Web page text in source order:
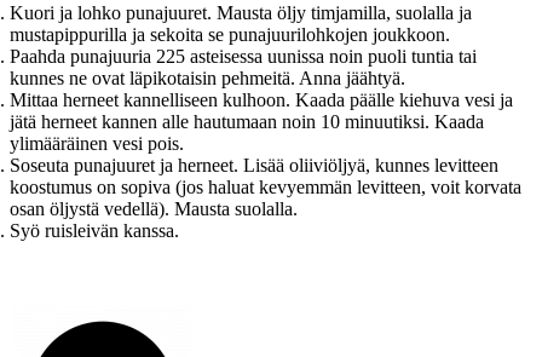
Kuori ja lohko punajuuret. Mausta öljy timjamilla, suolalla ja
mustapippurilla ja sekoita se punajuurilohkojen joukkoon.
Paahda punajuuria 225 asteisessa uunissa noin puoli tuntia tai
kunnes ne ovat läpikotaisin pehmeitä. Anna jäähtyä.
Mittaa herneet kannelliseen kulhoon. Kaada päälle kiehuva vesi ja
jätä herneet kannen alle hautumaan noin 10 minuutiksi. Kaada
ylimääräinen vesi pois.
Soseuta punajuuret ja herneet. Lisää oliiviöljyä, kunnes levitteen
koostumus on sopiva (jos haluat kevyemmän levitteen, voit korvata
osan öljystä vedellä). Mausta suolalla.
Syö ruisleivän kanssa.